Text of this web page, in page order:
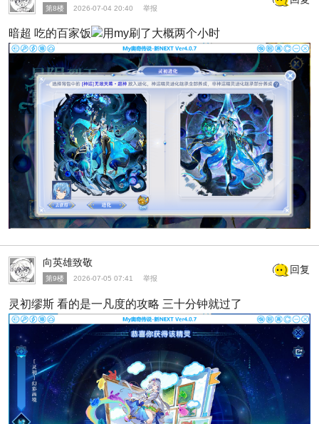
第8楼 2026-07-04 20:40 举报
暗超 吃的百家饭 用my刷了大概两个小时
向英雄致敬
第9楼 2026-07-05 07:41 举报
回复
灵初缪斯 看的是一凡度的攻略 三十分钟就过了